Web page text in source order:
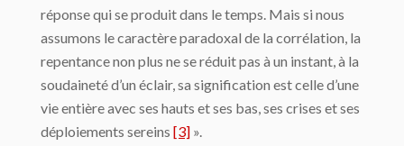
réponse qui se produit dans le temps. Mais si nous
assumons le caractère paradoxal de la corrélation, la
repentance non plus ne se réduit pas à un instant, à la
soudaineté d’un éclair, sa signification est celle d’une
vie entière avec ses hauts et ses bas, ses crises et ses
déploiements sereins [3] ».